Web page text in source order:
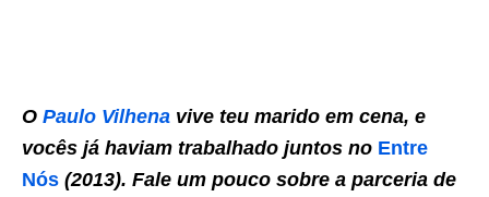
O Paulo Vilhena vive teu marido em cena, e
vocês já haviam trabalhado juntos no Entre
Nós (2013). Fale um pouco sobre a parceria de